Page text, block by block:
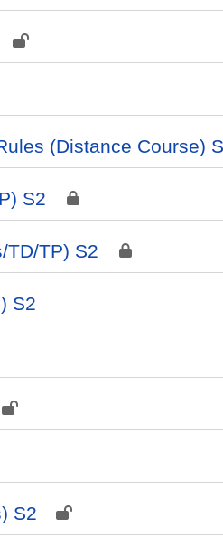
(Distance Course)
S2
TD/TP) S2
S2
S2